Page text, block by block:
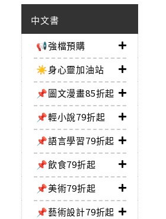
中文書
📢強檔預購
☀️身心靈加油站
📌圖文漫畫85折起
📌輕小說79折起
📌語言學習79折起
📌飲食79折起
📌美術79折起
📌藝術設計79折起